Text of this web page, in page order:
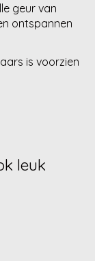
geur van
ontspannen
is voorzien
leuk